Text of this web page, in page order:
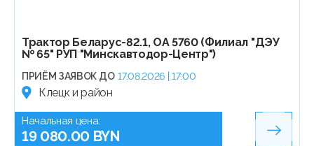
Трактор Беларус-82.1, ОА 5760 (Филиал "ДЭУ
№ 65" РУП "Минскавтодор-Центр")
ПРИЁМ ЗАЯВОК ДО 17.08.2026 | 17:00
Клецк и район
Начальная цена:
19 080.00 BYN